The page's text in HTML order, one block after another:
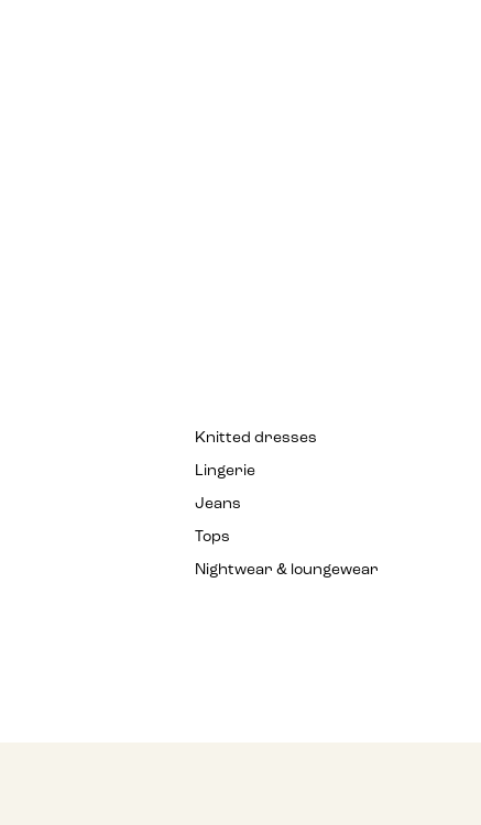
Knitted dresses
Lingerie
Jeans
Tops
Nightwear & loungewear